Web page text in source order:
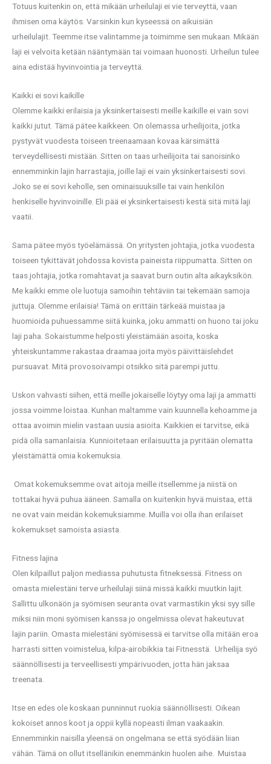
Totuus kuitenkin on, että mikään urheilulaji ei vie terveyttä, vaan
ihmisen oma käytös. Varsinkin kun kyseessä on aikuisiän
urheilulajit. Teemme itse valintamme ja toimimme sen mukaan. Mikään
laji ei velvoita ketään nääntymään tai voimaan huonosti. Urheilun tulee
aina edistää hyvinvointia ja terveyttä.
Kaikki ei sovi kaikille
Olemme kaikki erilaisia ja yksinkertaisesti meille kaikille ei vain sovi
kaikki jutut. Tämä pätee kaikkeen. On olemassa urheilijoita, jotka
pystyvät vuodesta toiseen treenaamaan kovaa kärsimättä
terveydellisesti mistään. Sitten on taas urheilijoita tai sanoisinko
ennemminkin lajin harrastajia, joille laji ei vain yksinkertaisesti sovi.
Joko se ei sovi keholle, sen ominaisuuksille tai vain henkilön
henkiselle hyvinvoinille. Eli pää ei yksinkertaisesti kestä sitä mitä laji
vaatii.
Sama pätee myös työelämässä. On yritysten johtajia, jotka vuodesta
toiseen tykittävät johdossa kovista paineista riippumatta. Sitten on
taas johtajia, jotka romahtavat ja saavat burn outin alta aikayksikön.
Me kaikki emme ole luotuja samoihin tehtäviin tai tekemään samoja
juttuja. Olemme erilaisia! Tämä on erittäin tärkeää muistaa ja
huomioida puhuessamme siitä kuinka, joku ammatti on huono tai joku
laji paha. Sokaistumme helposti yleistämään asoita, koska
yhteiskuntamme rakastaa draamaa joita myös päivittäislehdet
pursuavat. Mitä provosoivampi otsikko sitä parempi juttu.
Uskon vahvasti siihen, että meille jokaiselle löytyy oma laji ja ammatti
jossa voimme loistaa. Kunhan maltamme vain kuunnella kehoamme ja
ottaa avoimin mielin vastaan uusia asioita. Kaikkien ei tarvitse, eikä
pidä olla samanlaisia. Kunnioitetaan erilaisuutta ja pyritään olematta
yleistämättä omia kokemuksia.
Omat kokemuksemme ovat aitoja meille itsellemme ja niistä on
tottakai hyvä puhua ääneen. Samalla on kuitenkin hyvä muistaa, että
ne ovat vain meidän kokemuksiamme. Muilla voi olla ihan erilaiset
kokemukset samoista asiasta.
Fitness lajina
Olen kilpaillut paljon mediassa puhutusta fitneksessä. Fitness on
omasta mielestäni terve urheilulaji siinä missä kaikki muutkin lajit.
Sallittu ulkonäön ja syömisen seuranta ovat varmastikin yksi syy sille
miksi niin moni syömisen kanssa jo ongelmissa olevat hakeutuvat
lajin pariin. Omasta mielestäni syömisessä ei tarvitse olla mitään eroa
harrasti sitten voimistelua, kilpa-airobikkia tai Fitnesstä. Urheilija syö
säännöllisesti ja terveellisesti ympärivuoden, jotta hän jaksaa
treenata.
Itse en edes ole koskaan punninnut ruokia säännöllisesti. Oikean
kokoiset annos koot ja oppii kyllä nopeasti ilman vaakaakin.
Ennemminkin naisilla yleensä on ongelmana se että syödään liian
vähän. Tämä on ollut itsellänikin enemmänkin huolen aihe. Muistaa